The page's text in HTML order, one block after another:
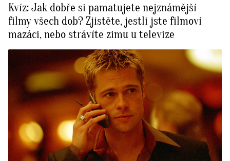
Kvíz: Jak dobře si pamatujete nejznámější
filmy všech dob? Zjistěte, jestli jste filmoví
mazáci, nebo strávíte zimu u televize